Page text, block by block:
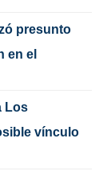
presunto
en el
Los
vínculo